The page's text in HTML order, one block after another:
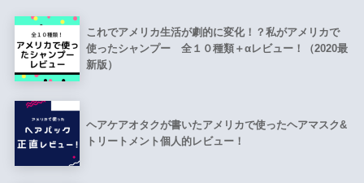
これでアメリカ生活が劇的に変化！？私がアメリカで
使ったシャンプー 全１０種類＋αレビュー！（2020最
新版）
ヘアケアオタクが書いたアメリカで使ったヘアマスク&
トリートメント個人的レビュー！